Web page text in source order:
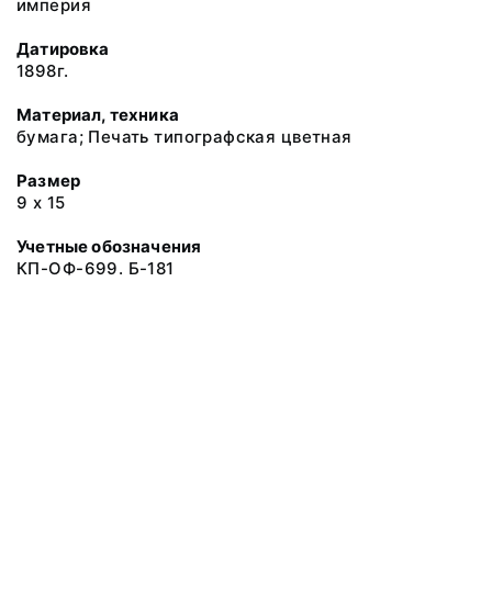
империя
Датировка
1898г.
Материал, техника
бумага; Печать типографская цветная
Размер
9 х 15
Учетные обозначения
КП-ОФ-699. Б-181